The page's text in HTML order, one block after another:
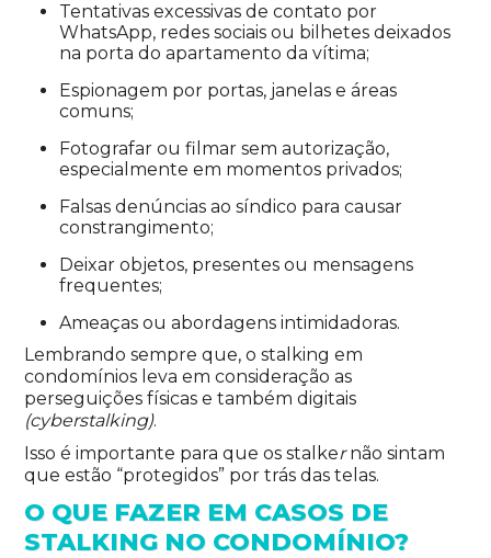
Tentativas excessivas de contato por
WhatsApp, redes sociais ou bilhetes deixados
na porta do apartamento da vítima;
Espionagem por portas, janelas e áreas
comuns;
Fotografar ou filmar sem autorização,
especialmente em momentos privados;
Falsas denúncias ao síndico para causar
constrangimento;
Deixar objetos, presentes ou mensagens
frequentes;
Ameaças ou abordagens intimidadoras.
Lembrando sempre que, o stalking em
condomínios leva em consideração as
perseguições físicas e também digitais
(cyberstalking).
Isso é importante para que os stalkernão sintam
que estão “protegidos” por trás das telas.
O QUE FAZER EM CASOS DE
STALKING NO CONDOMÍNIO?